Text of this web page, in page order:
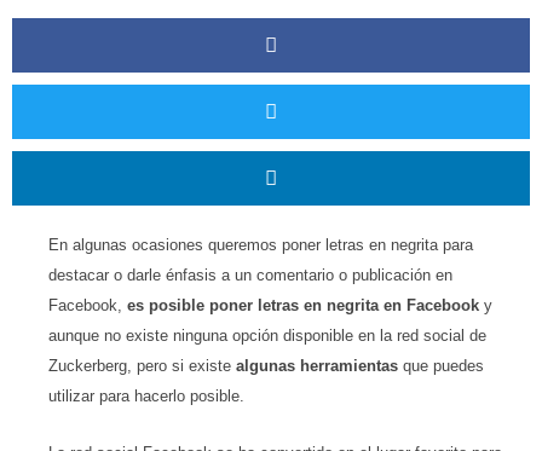
En algunas ocasiones queremos poner letras en negrita para
destacar o darle énfasis a un comentario o publicación en
Facebook, es posible poner letras en negrita en Facebook y
aunque no existe ninguna opción disponible en la red social de
Zuckerberg, pero si existe algunas herramientas que puedes
utilizar para hacerlo posible.